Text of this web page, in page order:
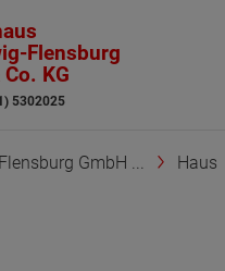
Flensburg
KG
5302025
GmbH ... Haus